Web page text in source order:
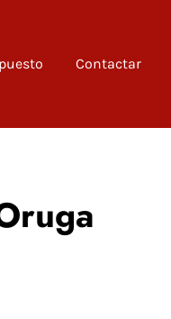
Contactar